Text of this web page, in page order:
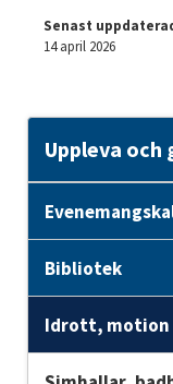
Senast
14 april 2026
Uppleva och
Bibliotek
Idrott,